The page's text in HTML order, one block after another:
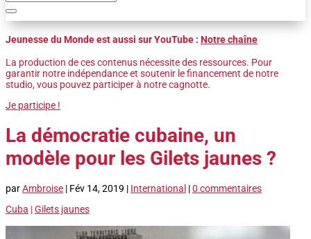
Jeunesse du Monde est aussi sur YouTube : Notre chaîne
La production de ces contenus nécessite des ressources. Pour
garantir notre indépendance et soutenir le financement de notre
studio, vous pouvez participer à notre cagnotte.
Je participe !
La démocratie cubaine, un
modèle pour les Gilets jaunes ?
parAmbroise | Fév 14, 2019 | International |0 commentaires
Cuba |Gilets jaunes